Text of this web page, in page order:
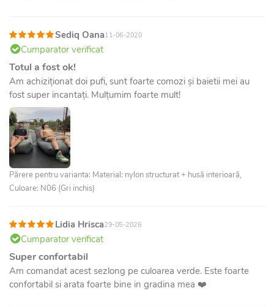
Sediq Oana11-06-2020
Cumparator verificat
Totul a fost ok!
Am achiziționat doi pufi, sunt foarte comozi și baietii mei au
fost super incantați. Mulțumim foarte mult!
Părere pentru varianta: Material: nylon structurat + husă interioară,
Culoare: N06 (Gri inchis)
Lidia Hrisca29-05-2026
Cumparator verificat
Super confortabil
Am comandat acest sezlong pe culoarea verde. Este foarte
confortabil si arata foarte bine in gradina mea ❤️